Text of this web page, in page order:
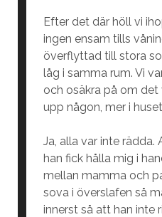
Efter det där höll vi
ingen ensam tills
överflyttad till stora
låg i samma rum. Vi
och osäkra på om det
upp någon, mer i
Ja, alla var inte rädda.
han fick hålla mig i
mellan mamma och
sova i överslafen så
innerst så att han inte